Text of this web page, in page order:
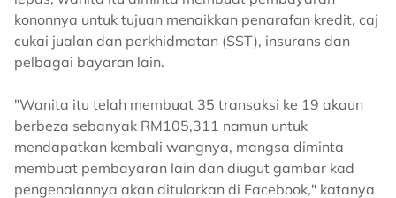
kononnya untuk tujuan menaikkan penarafan kredit, caj
cukai jualan dan perkhidmatan (SST), insurans dan
pelbagai bayaran lain.
"Wanita itu telah membuat 35 transaksi ke 19 akaun
berbeza sebanyak RM105,311 namun untuk
mendapatkan kembali wangnya, mangsa diminta
membuat pembayaran lain dan diugut gambar kad
pengenalannya akan ditularkan di Facebook," katanya